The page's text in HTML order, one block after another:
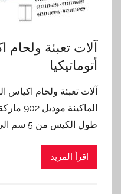
آلات تعبئة ولحام
أتوماتيكيا
آلات تعبئة ولحام اكياس
طول الكيس من 5 سم الي 20 سم وعرض من
اقرأ المزيد